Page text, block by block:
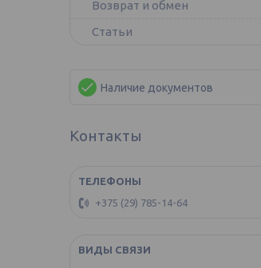
Возврат и обмен
Статьи
Наличие документов
Контакты
+375 (29) 785-14-64